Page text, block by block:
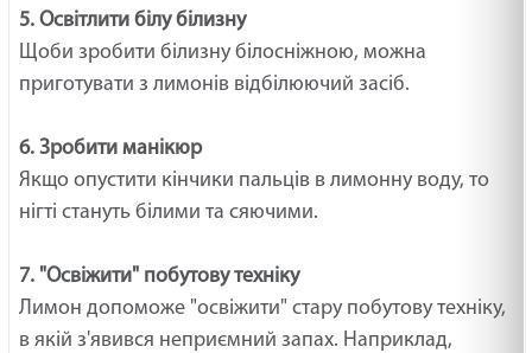
5. Освітлити білу білизну
Щоби зробити білизну білосніжною, можна
приготувати з лимонів відбілюючий засіб.
6. Зробити манікюр
Якщо опустити кінчики пальців в лимонну воду, то
нігті стануть білими та сяючими.
7. "Освіжити" побутову техніку
Лимон допоможе "освіжити" стару побутову техніку,
в якій з'явився неприємний запах. Наприклад,